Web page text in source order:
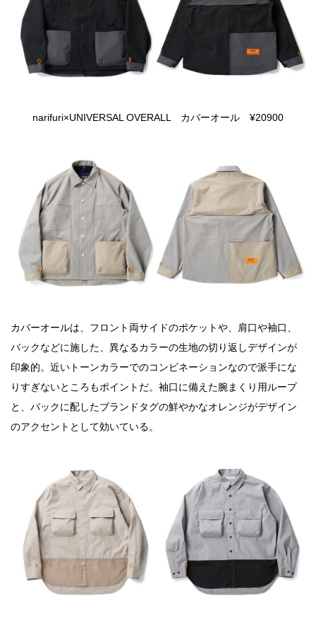
narifuri×UNIVERSAL OVERALL カバーオール ¥20900
カバーオールは、フロント両サイドのポケットや、肩口や袖口、
バックなどに施した、異なるカラーの生地の切り返しデザインが
印象的。近いトーンカラーでのコンビネーションなので派手にな
りすぎないところもポイントだ。袖口に備えた腕まくり用ループ
と、バックに配したブランドタグの鮮やかなオレンジがデザイン
のアクセントとして効いている。